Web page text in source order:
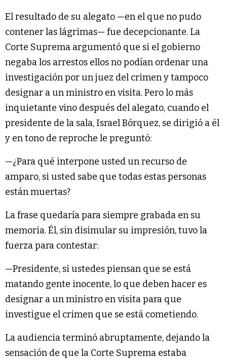
El resultado de su alegato —en el que no pudo
contener las lágrimas— fue decepcionante. La
Corte Suprema argumentó que si el gobierno
negaba los arrestos ellos no podían ordenar una
investigación por un juez del crimen y tampoco
designar a un ministro en visita. Pero lo más
inquietante vino después del alegato, cuando el
presidente de la sala, Israel Bórquez, se dirigió a él
y en tono de reproche le preguntó:
—¿Para qué interpone usted un recurso de
amparo, si usted sabe que todas estas personas
están muertas?
La frase quedaría para siempre grabada en su
memoria. Él, sin disimular su impresión, tuvo la
fuerza para contestar:
—Presidente, si ustedes piensan que se está
matando gente inocente, lo que deben hacer es
designar a un ministro en visita para que
investigue el crimen que se está cometiendo.
La audiencia terminó abruptamente, dejando la
sensación de que la Corte Suprema estaba